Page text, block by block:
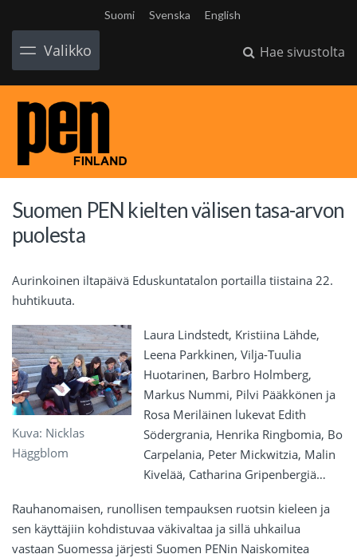
Suomi Svenska English
Valikko Hae sivustolta
Suomen PEN kielten välisen tasa-arvon
puolesta
Aurinkoinen iltapäivä Eduskuntatalon portailla tiistaina 22.
huhtikuuta.
Kuva: Nicklas
Häggblom
Laura Lindstedt, Kristiina Lähde,
Leena Parkkinen, Vilja-Tuulia
Huotarinen, Barbro Holmberg,
Markus Nummi, Pilvi Pääkkönen ja
Rosa Meriläinen lukevat Edith
Södergrania, Henrika Ringbomia, Bo
Carpelania, Peter Mickwitzia, Malin
Kivelää, Catharina Gripenbergiä…
Rauhanomaisen, runollisen tempauksen ruotsin kieleen ja
sen käyttäjiin kohdistuvaa väkivaltaa ja sillä uhkailua
vastaan Suomessa järjesti Suomen PENin Naiskomitea